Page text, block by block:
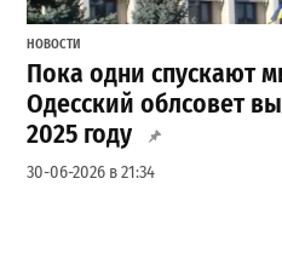
НОВОСТИ
Пока одни спускают
Одесский облсовет
2025 году
30-06-2026 в 21:34